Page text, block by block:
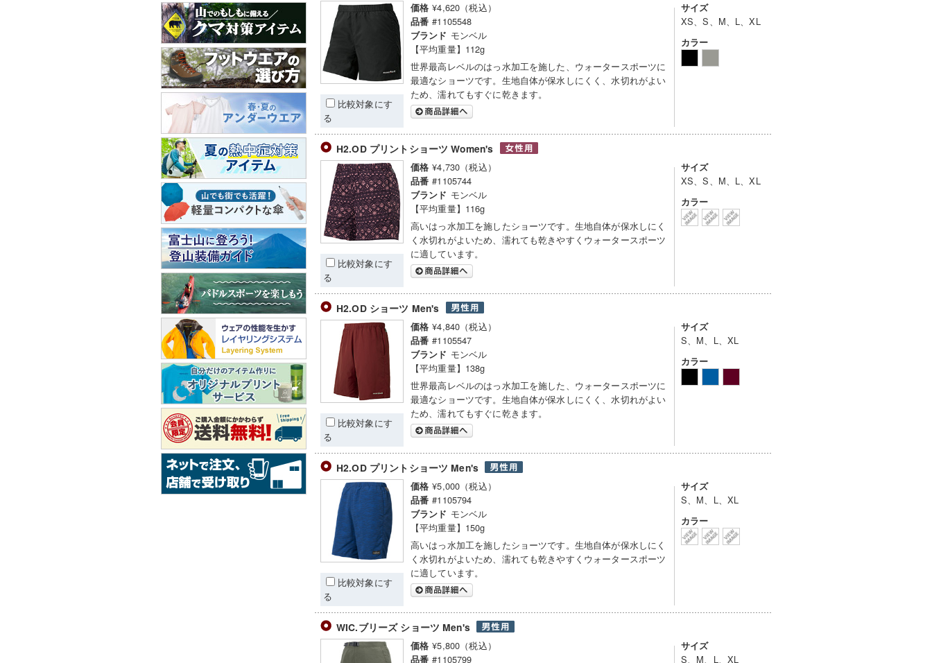
比較対象にす
る
価格 ¥4,620（税込）
品番 #1105548
ブランド モンベル
【平均重量】112g
世界最高レベルのはっ水加工を施した、ウォータースポーツに
最適なショーツです。生地自体が保水しにくく、水切れがよい
ため、濡れてもすぐに乾きます。
サイズ
XS、S、M、L、XL
カラー
H2.OD プリントショーツ Women's
比較対象にす
る
価格 ¥4,730（税込）
品番 #1105744
ブランド モンベル
【平均重量】116g
高いはっ水加工を施したショーツです。生地自体が保水しにく
く水切れがよいため、濡れても乾きやすくウォータースポーツ
に適しています。
サイズ
XS、S、M、L、XL
カラー
H2.OD ショーツ Men's
比較対象にす
る
価格 ¥4,840（税込）
品番 #1105547
ブランド モンベル
【平均重量】138g
世界最高レベルのはっ水加工を施した、ウォータースポーツに
最適なショーツです。生地自体が保水しにくく、水切れがよい
ため、濡れてもすぐに乾きます。
サイズ
S、M、L、XL
カラー
H2.OD プリントショーツ Men's
比較対象にす
る
価格 ¥5,000（税込）
品番 #1105794
ブランド モンベル
【平均重量】150g
高いはっ水加工を施したショーツです。生地自体が保水しにく
く水切れがよいため、濡れても乾きやすくウォータースポーツ
に適しています。
サイズ
S、M、L、XL
カラー
WIC.ブリーズ ショーツ Men's
価格 ¥5,800（税込）
品番 #1105799
サイズ
S、M、L、XL